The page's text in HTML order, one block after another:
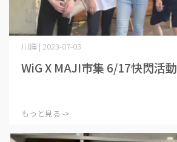
WiG X MAJI市集 6/17快閃活動
川編 | 2023-07-03
もっと見る ->